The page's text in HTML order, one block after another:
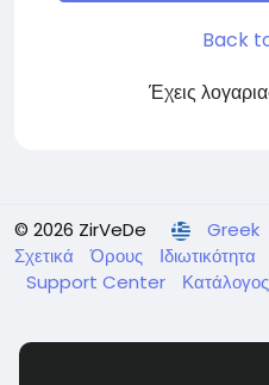
Back
Έχεις
© 2026 ZirVeDe
Greek
Σχετικά
Όρους Ιδιωτικότητα
Support Center
Κατάλογος